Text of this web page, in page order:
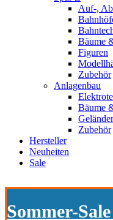
Auf-,
Bäume
Figuren
Zubehör
Anlagenbau
Bäume
Zubehör
Hersteller
Neuheiten
Sale
Sommer-